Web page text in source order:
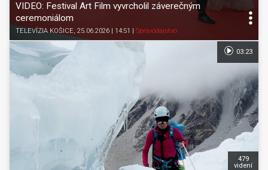
VIDEO: Festival Art Film vyvrcholil záverečným
ceremoniálom
TELEVÍZIA KOŠICE, 25.06.2026 | 14:51 Spravodajstvo
479
videní
03:23